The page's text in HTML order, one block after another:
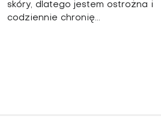
skóry, dlatego jestem ostrożna i
codziennie chronię...